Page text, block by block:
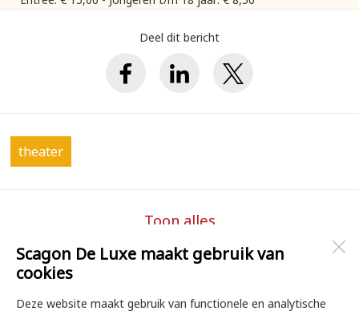
Scagon De Luxe maakt gebruik van
cookies
Deze website maakt gebruik van functionele en analytische
Deel dit bericht
theater
Toon alles